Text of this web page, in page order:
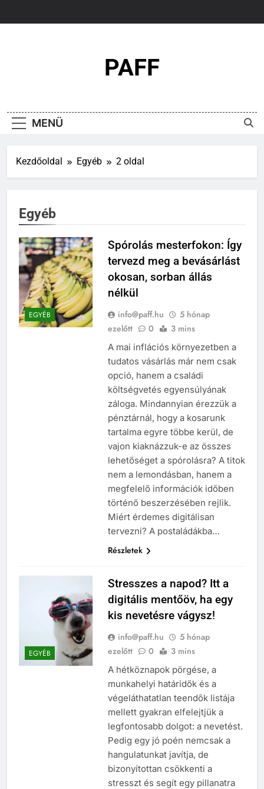
PAFF
MENÜ
Kezdőoldal Egyéb 2 oldal
Egyéb
EGYÉB
Spórolás mesterfokon: Így
tervezd meg a bevásárlást
okosan, sorban állás
nélkül
info@paff.hu
5 hónap
ezelőtt
0 3 mins
A mai inflációs környezetben a
tudatos vásárlás már nem csak
opció, hanem a családi
költségvetés egyensúlyának
záloga. Mindannyian érezzük a
pénztárnál, hogy a kosarunk
tartalma egyre többe kerül, de
vajon kiaknázzuk-e az összes
lehetőséget a spórolásra? A titok
nem a lemondásban, hanem a
megfelelő információk időben
történő beszerzésében rejlik.
Miért érdemes digitálisan
tervezni? A postaládákba…
Részletek
EGYÉB
Stresszes a napod? Itt a
digitális mentőöv, ha egy
kis nevetésre vágysz!
info@paff.hu
5 hónap
ezelőtt
0 3 mins
A hétköznapok pörgése, a
munkahelyi határidők és a
végeláthatatlan teendők listája
mellett gyakran elfelejtjük a
legfontosabb dolgot: a nevetést.
Pedig egy jó poén nemcsak a
hangulatunkat javítja, de
bizonyítottan csökkenti a
stresszt és segít egy pillanatra